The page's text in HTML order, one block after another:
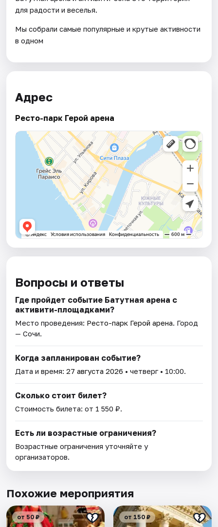
для радости и веселья.
Мы собрали самые популярные и крутые активности
в одном
Адрес
Ресто-парк Герой арена
Вопросы и ответы
Где пройдет событие Батутная арена с
активити-площадками?
Место проведения: Ресто-парк Герой арена. Город
— Сочи.
Когда запланирован событие?
Дата и время:27 августа 2026 • четверг • 10:00.
Сколько стоит билет?
Стоимость билета: от 1 550 ₽.
Есть ли возрастные ограничения?
Возрастные ограничения уточняйте у
организаторов.
Похожие мероприятия
от 50 ₽ от 150 ₽